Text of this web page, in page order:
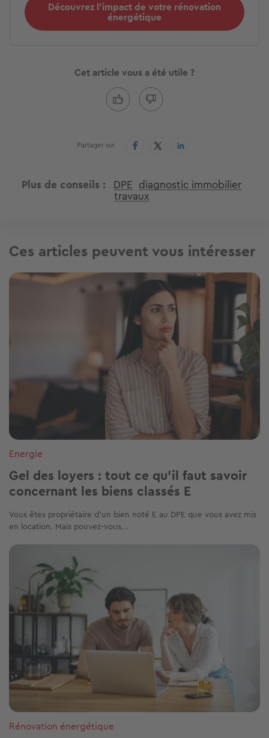
Découvrez l'impact de votre rénovation
énergétique
Cet article vous a été utile ?
Partager sur
Plus de conseils DPE diagnostic immobilier
travaux
Ces articles peuvent vous intéresser
Image
Energie
Gel des loyers : tout ce qu'il faut savoir
concernant les biens classés E
Vous êtes propriétaire d’un bien noté E au DPE que vous avez mis
en location. Mais pouvez-vous...
Image
Rénovation énergétique